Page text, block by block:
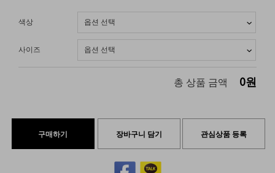
색상
사이즈
총 상품 금액 0원
구매하기 장바구니 담기 관심상품 등록